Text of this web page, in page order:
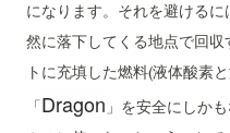
になります。それを避ける
然に落下してくる地点で回
トに充填した燃料(液体酸素
「Dragon 」を安全にしか